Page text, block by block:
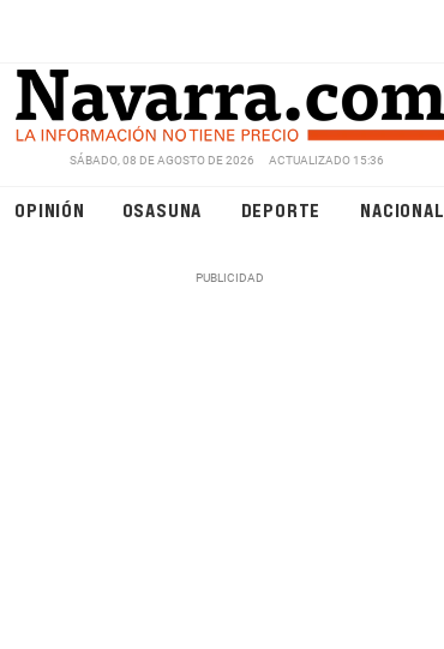
SÁBADO, 08 DE AGOSTO DE 2026 ACTUALIZADO 15:36
OPINIÓN OSASUNA DEPORTE NACIONAL